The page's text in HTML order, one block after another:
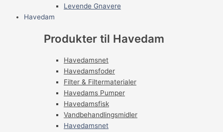
Levende Gnavere
Havedam
Produkter til Havedam
Havedamsnet
Havedamsfoder
Filter & Filtermaterialer
Havedams Pumper
Havedamsfisk
Vandbehandlingsmidler
Havedamsnet